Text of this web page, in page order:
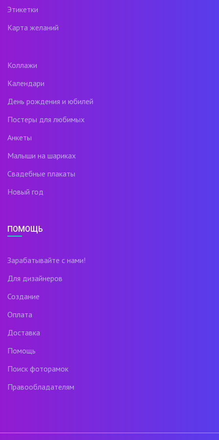
Этикетки
Карта желаний
Коллажи
Календари
День рождения и юбилей
Постеры для любимых
Анкеты
Малыши на шариках
Свадебные плакаты
Новый год
ПОМОЩЬ
Зарабатывайте с нами!
Для дизайнеров
Создание
Оплата
Доставка
Помощь
Поиск фоторамок
Правообладателям